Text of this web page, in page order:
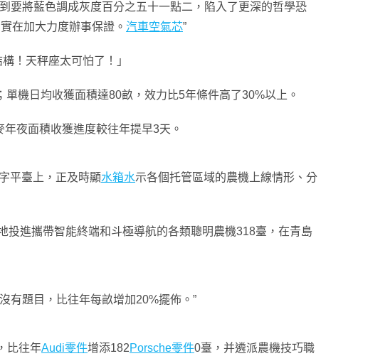
要將藍色調成灰度百分之五十一點二，陷入了更深的哲學恐
在加大力度辦事保證。 汽車空氣芯”
！天秤座太可怕了！」
機日均收獲面積達80畝，效力比5年條件高了30%以上。
夜面積收獲進度較往年提早3天。
平臺上，正及時顯水箱水示各個托管區域的農機上線情形、分
投進攜帶智能終端和斗極導航的各類聰明農機318臺，在青島
有題目，比往年每畝增加20%擺佈。”
比往年Audi零件增添182Porsche零件0臺，并遴派農機技巧職